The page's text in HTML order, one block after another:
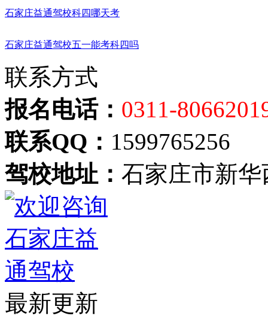
石家庄益通驾校科四哪天考
石家庄益通驾校五一能考科四吗
联系方式
报名电话： 0311-
联系QQ： 1599765256
驾校地址： 石家庄市新
最新更新